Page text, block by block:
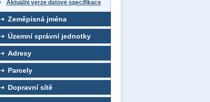
Aktuální verze datové specifikace
Zeměpisná jména
Územní správní jednotky
Adresy
Parcely
Dopravní sítě